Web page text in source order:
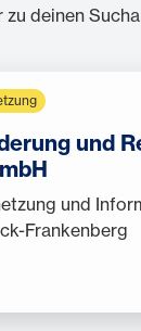
deinen
und
und
Frankenberg